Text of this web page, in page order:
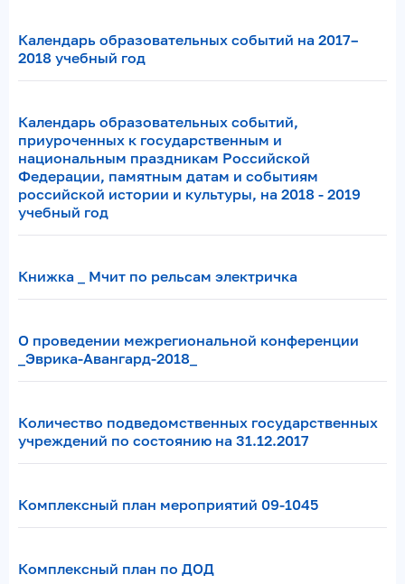
Календарь образовательных событий на 2017–
2018 учебный год
Календарь образовательных событий,
приуроченных к государственным и
национальным праздникам Российской
Федерации, памятным датам и событиям
российской истории и культуры, на 2018 - 2019
учебный год
Книжка _ Мчит по рельсам электричка
О проведении межрегиональной конференции
_Эврика-Авангард-2018_
Количество подведомственных государственных
учреждений по состоянию на 31.12.2017
Комплексный план мероприятий 09-1045
Комплексный план по ДОД